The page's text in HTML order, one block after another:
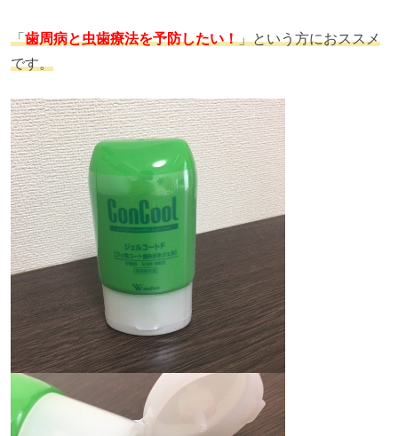
「歯周病と虫歯療法を予防したい！」という方におススメ
です。